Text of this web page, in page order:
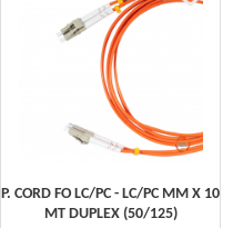
P. CORD FO LC/PC - LC/PC MM X 10
MT DUPLEX (50/125)